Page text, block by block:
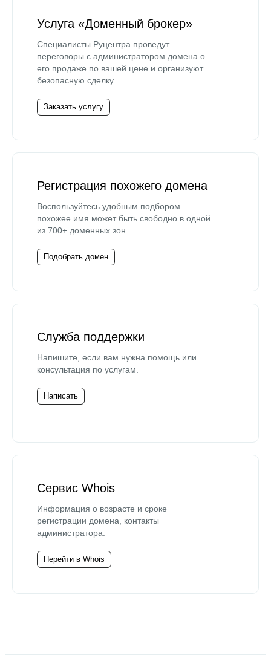
Услуга «Доменный брокер»
Специалисты Руцентра проведут
переговоры с администратором домена о
его продаже по вашей цене и организуют
безопасную сделку.
Заказать услугу
Регистрация похожего домена
Воспользуйтесь удобным подбором —
похожее имя может быть свободно в одной
из 700+ доменных зон.
Подобрать домен
Служба поддержки
Напишите, если вам нужна помощь или
консультация по услугам.
Написать
Сервис Whois
Информация о возрасте и сроке
регистрации домена, контакты
администратора.
Перейти в Whois